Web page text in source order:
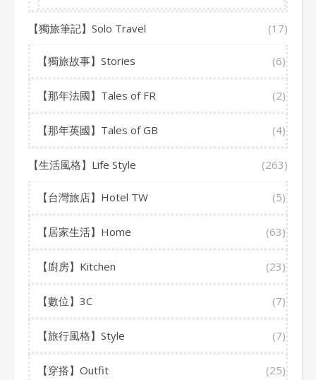
【獨旅筆記】Solo Travel (17)
【獨旅故事】Stories (6)
【那年法國】Tales of FR (2)
【那年英國】Tales of GB (4)
【生活風格】Life Style (263)
【台灣旅店】Hotel TW (5)
【居家生活】Home (63)
【廚房】Kitchen (23)
【數位】3C (7)
【旅行風格】Style (7)
【穿搭】Outfit (25)